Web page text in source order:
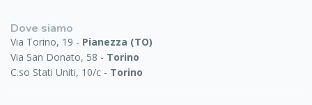
Dove siamo
Via Torino, 19 - Pianezza (TO)
Via San Donato, 58 - Torino
C.so Stati Uniti, 10/c - Torino